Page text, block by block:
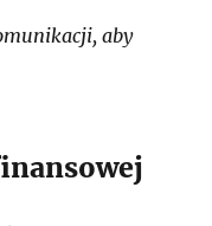
aby